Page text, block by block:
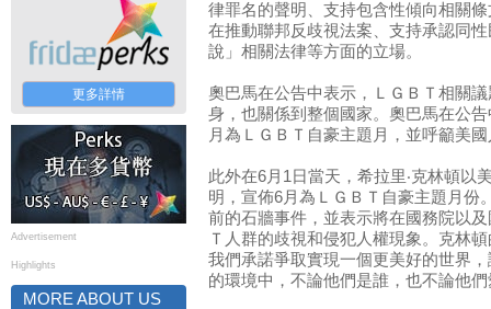
更多詳情
Advertisement
Highlights
MORE ABOUT US
律罪名的聲明、支持包含性傾向相關
在推動聯邦反歧視法案、支持承認同
說」相關法律等方面的立場。
奧巴馬在公告中表示，ＬＧＢＴ相關
身，也關係到整個國家。奧巴馬在公
月為ＬＧＢＴ自豪主題月，並呼籲美
此外在6月1日當天，希拉里‧克林頓以
明，宣佈6月為ＬＧＢＴ自豪主題月份
前的石牆事件，並表示將在國務院以
Ｔ人群的歧視和侵犯人權現象。克林
我們承諾爭取實現一個更美好的世界
的環境中，不論他們是誰，也不論他